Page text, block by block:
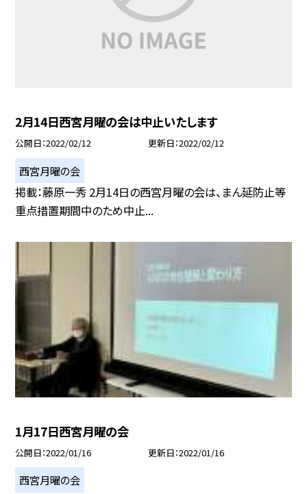
2月14日西宮月曜の会は中止いたします
公開日 2022/02/12 更新日 2022/02/12
西宮月曜の会
掲載：藤原一秀 2月14日の西宮月曜の会は、まん延防止等
重点措置期間中のため中止...
1月17日西宮月曜の会
公開日 2022/01/16 更新日 2022/01/16
西宮月曜の会